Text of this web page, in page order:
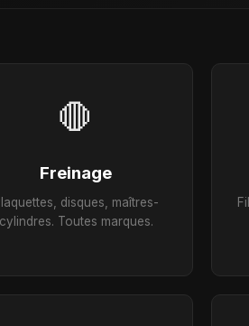
🛑
Freinage
disques, maîtres-
cylindres. Toutes marques.